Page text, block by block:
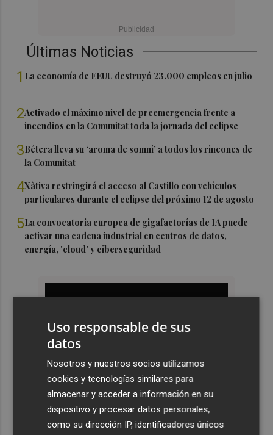
Últimas Noticias
1 La economía de EEUU destruyó 23.000 empleos en julio
2Activado el máximo nivel de preemergencia frente a
incendios en la Comunitat toda la jornada del eclipse
3Bétera lleva su ‘aroma de somni’ a todos los rincones de
la Comunitat
4Xàtiva restringirá el acceso al Castillo con vehículos
particulares durante el eclipse del próximo 12 de agosto
5La convocatoria europea de gigafactorías de IA puede
activar una cadena industrial en centros de datos,
energía, 'cloud' y ciberseguridad
Uso responsable de sus
datos
Nosotros y nuestros socios utilizamos
cookies y tecnologías similares para
almacenar y acceder a información en su
dispositivo y procesar datos personales,
como su dirección IP, identificadores únicos